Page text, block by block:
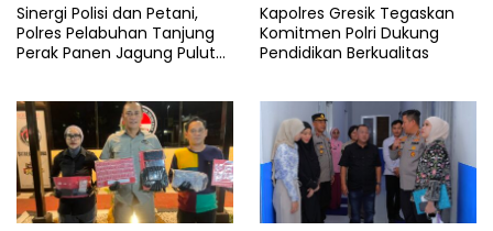
Sinergi Polisi dan Petani,
Polres Pelabuhan Tanjung
Perak Panen Jagung Pulut
Kapolres Gresik Tegaskan
Komitmen Polri Dukung
Pendidikan Berkualitas